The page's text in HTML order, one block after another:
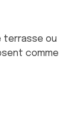
terrasse ou
comme